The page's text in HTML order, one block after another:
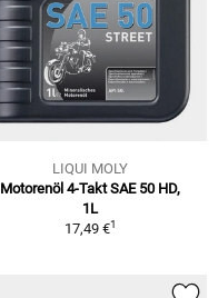
LIQUI MOLY
Motorenöl 4-Takt SAE 50 HD,
1L
17,49 €1